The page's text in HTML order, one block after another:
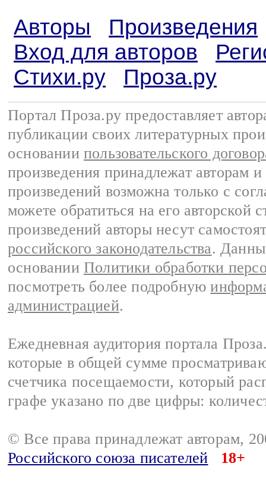
Авторы
Произведения
Вход для авторов
Стихи.ру
Проза.ру
Портал Проза.ру предоставляет
публикации своих литературных
основании пользовательского
произведения принадлежат авторам
произведений возможна только с
можете обратиться на его авторской
произведений авторы несут
российского законодательства.
основании Политики обработки
посмотреть более подробную
администрацией.
Ежедневная аудитория портала
которые в общей сумме
счетчика посещаемости, который
графе указано по две цифры:
© Все права принадлежат авторам,
Российского союза писателей
18+